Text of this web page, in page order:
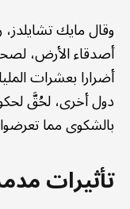
وقال مايك
أصدقاء الأرض،
أضرارا بعشرات
دول أخرى، لحُقَّ
بالشكوى مما
تأثيرات